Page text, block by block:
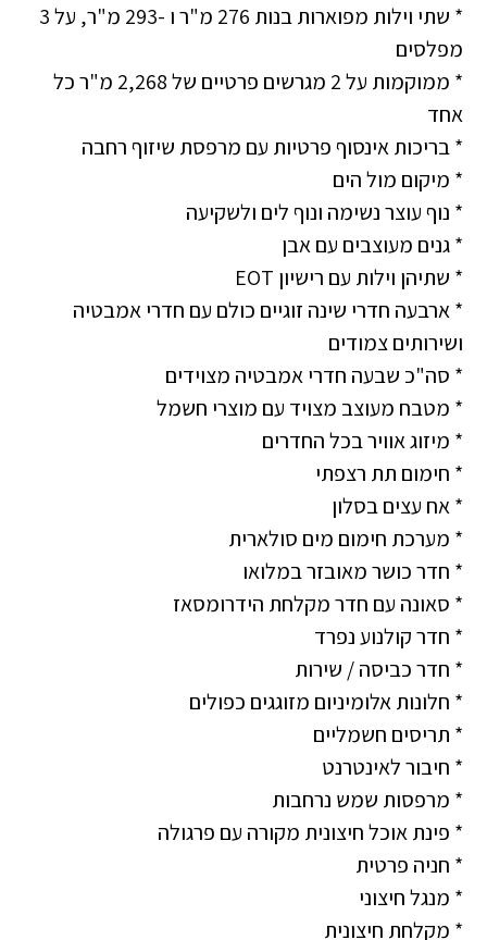
* שתי וילות מפוארות בנות 276 מ"ר ו -293 מ"ר, על 3
מפלסים
* ממוקמות על 2 מגרשים פרטיים של 2,268 מ"ר כל
אחד
* בריכות אינסוף פרטיות עם מרפסת שיזוף רחבה
* מיקום מול הים
* נוף עוצר נשימה ונוף לים ולשקיעה
* גנים מעוצבים עם אבן
* שתיהן וילות עם רישיון EOT
* ארבעה חדרי שינה זוגיים כולם עם חדרי אמבטיה
ושירותים צמודים
* סה"כ שבעה חדרי אמבטיה מצוידים
* מטבח מעוצב מצויד עם מוצרי חשמל
* מיזוג אוויר בכל החדרים
* חימום תת רצפתי
* אח עצים בסלון
* מערכת חימום מים סולארית
* חדר כושר מאובזר במלואו
* סאונה עם חדר מקלחת הידרומסאז
* חדר קולנוע נפרד
* חדר כביסה / שירות
* חלונות אלומיניום מזוגגים כפולים
* תריסים חשמליים
* חיבור לאינטרנט
* מרפסות שמש נרחבות
* פינת אוכל חיצונית מקורה עם פרגולה
* חניה פרטית
* מנגל חיצוני
* מקלחת חיצונית